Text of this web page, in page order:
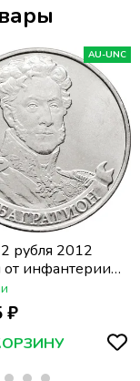
AU-UNC
рубля 2012
от инфантерии
₽